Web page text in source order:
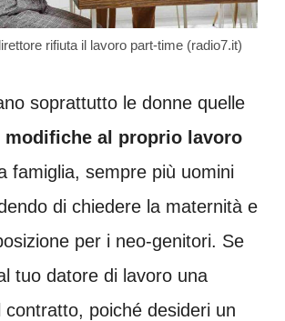
rifiuta il lavoro part-time (radio7.it)
soprattutto le donne quelle
modifiche al proprio lavoro
famiglia, sempre più uomini
di chiedere la maternità e
per i neo-genitori. Se
tuo datore di lavoro una
contratto, poiché desideri un